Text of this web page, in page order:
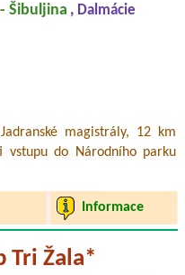
Šibuljina , Dalmácie
magistrály, 12 km
vstupu do Národního parku
Informace
Tri Žala*